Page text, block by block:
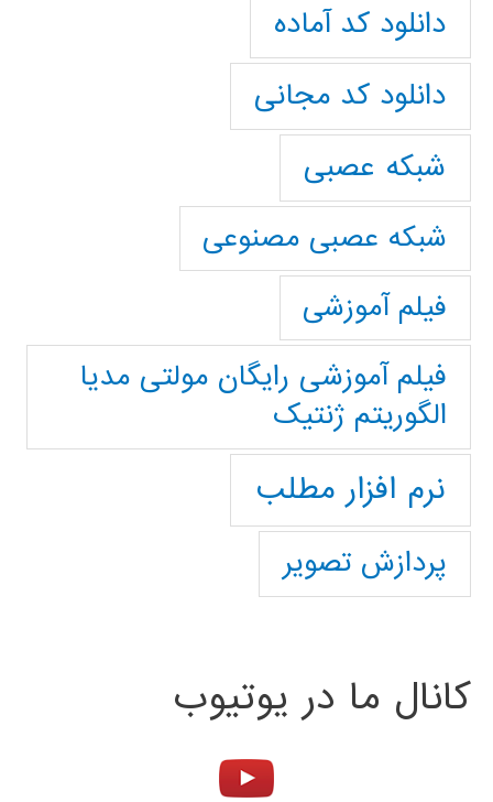
دانلود کد آماده
دانلود کد مجانی
شبکه عصبی
شبکه عصبی مصنوعی
فیلم آموزشی
فیلم آموزشی رایگان مولتی مدیا
الگوریتم ژنتیک
نرم افزار مطلب
پردازش تصویر
کانال ما در یوتیوب